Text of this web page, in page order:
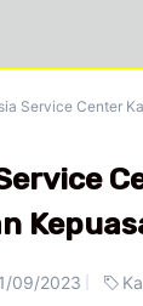
Service Center
09/2023